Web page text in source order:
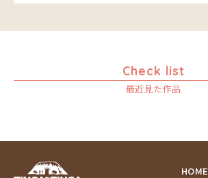
Check list
最近見た作品
HOME